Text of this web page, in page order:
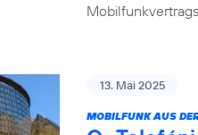
13. Mai 2025
MOBILFUNK AUS